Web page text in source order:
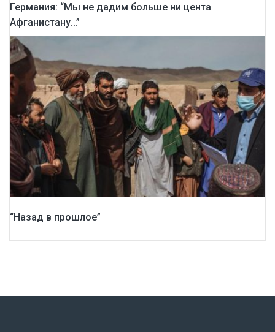
Германия: “Мы не дадим больше ни цента
Афганистану…”
“Назад в прошлое”